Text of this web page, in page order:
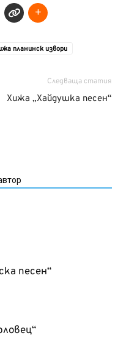
планинск извори
Следваща статия
Хижа „Хайдушка песен“
песен“